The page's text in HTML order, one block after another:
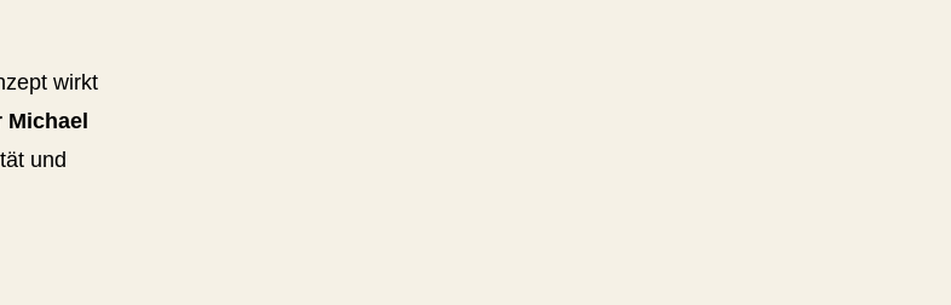
wirkt
und